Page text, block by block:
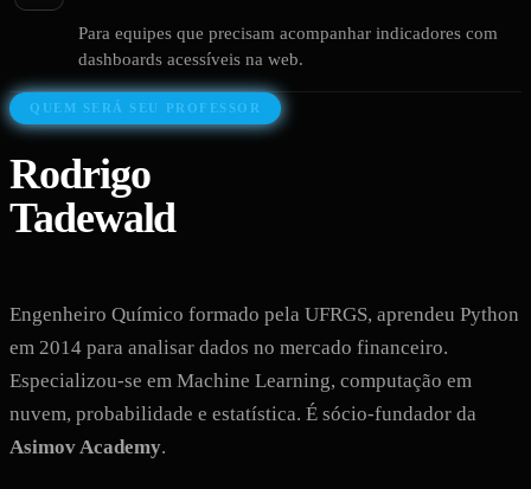
Para equipes que precisam acompanhar indicadores com
dashboards acessíveis na web.
QUEM SERÁ SEU PROFESSOR
Rodrigo
Tadewald
Engenheiro Químico formado pela UFRGS, aprendeu Python
em 2014 para analisar dados no mercado financeiro.
Especializou-se em Machine Learning, computação em
nuvem, probabilidade e estatística. É sócio-fundador da
Asimov Academy.